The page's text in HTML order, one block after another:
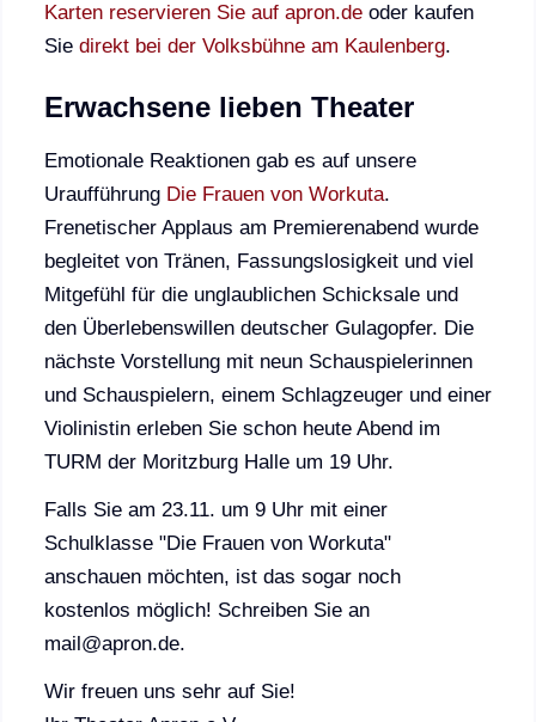
Karten reservieren Sie auf apron.de oder kaufen
Sie direkt bei der Volksbühne am Kaulenberg.
Erwachsene lieben Theater
Emotionale Reaktionen gab es auf unsere
Uraufführung Die Frauen von Workuta.
Frenetischer Applaus am Premierenabend wurde
begleitet von Tränen, Fassungslosigkeit und viel
Mitgefühl für die unglaublichen Schicksale und
den Überlebenswillen deutscher Gulagopfer. Die
nächste Vorstellung mit neun Schauspielerinnen
und Schauspielern, einem Schlagzeuger und einer
Violinistin erleben Sie schon heute Abend im
TURM der Moritzburg Halle um 19 Uhr.
Falls Sie am 23.11. um 9 Uhr mit einer
Schulklasse "Die Frauen von Workuta"
anschauen möchten, ist das sogar noch
kostenlos möglich! Schreiben Sie an
mail@apron.de.
Wir freuen uns sehr auf Sie!